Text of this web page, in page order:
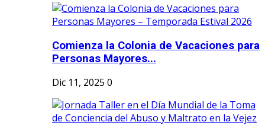
Comienza la Colonia de Vacaciones para
Personas Mayores...
Dic 11, 2025 0